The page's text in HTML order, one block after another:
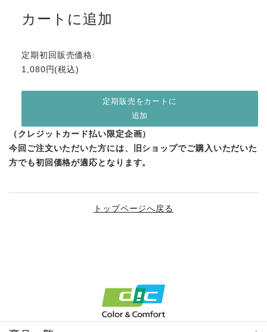
カートに追加
定期初回販売価格:
1,080円(税込)
定期販売をカートに
追加
（クレジットカード払い限定企画）
今回ご注文いただいた方には、旧ショップでご購入いただいた
方でも初回価格が適応となります。
トップページへ戻る